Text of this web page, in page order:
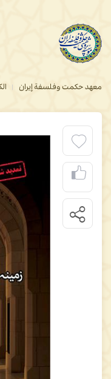
معهد حكمت وفلسفة إيران